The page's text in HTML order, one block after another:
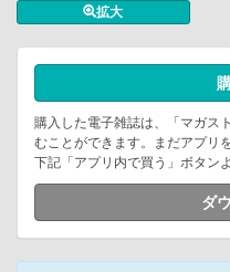
拡大
購入した電子雑誌は、「マガス
むことができます。まだアプリ
下記「アプリ内で買う」ボタン
ダ